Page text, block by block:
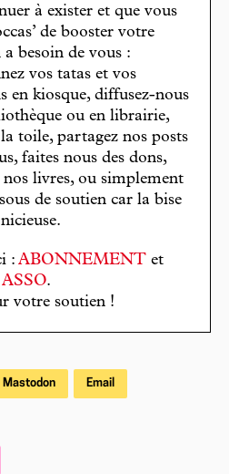
à exister et que vous
de booster votre
besoin de vous :
vos tatas et vos
en kiosque, diffusez-nous
ou en librairie,
toile, partagez nos posts
faites nous des dons,
livres, ou simplement
de soutien car la bise
: ABONNEMENT et
.
votre soutien !
Mastodon Email